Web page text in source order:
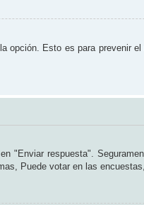
opción. Esto es para prevenir
"Enviar respuesta".
Puede votar en las